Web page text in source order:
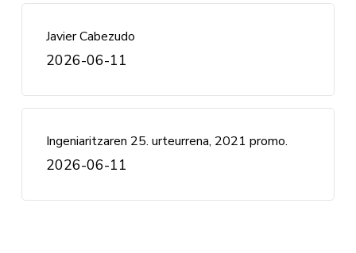
Javier Cabezudo
2026-06-11
Ingeniaritzaren 25. urteurrena, 2021 promo.
2026-06-11